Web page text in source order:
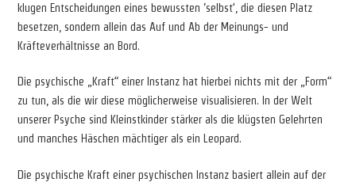
klugen Entscheidungen eines bewussten ’selbst‘, die diesen Platz
besetzen, sondern allein das Auf und Ab der Meinungs- und
Kräfteverhältnisse an Bord.
Die psychische „Kraft“ einer Instanz hat hierbei nichts mit der „Form“
zu tun, als die wir diese möglicherweise visualisieren. In der Welt
unserer Psyche sind Kleinstkinder stärker als die klügsten Gelehrten
und manches Häschen mächtiger als ein Leopard.
Die psychische Kraft einer psychischen Instanz basiert allein auf der